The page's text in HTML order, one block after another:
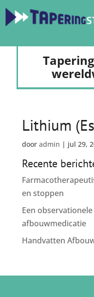
Lithium
door admin | jul 29,
Recente
en stoppen
Een
afbouwmedicatie
Handvatten